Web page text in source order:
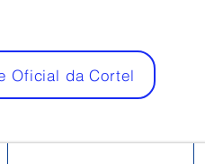
Oficial da Cortel